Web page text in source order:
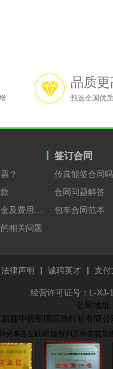
品质更
甄选全国优
？
相关问题
签订合同
传真能签合同吗
合同问题解答
包车合同范本
法律声明 诚聘英才 支付
经营许可证号：L-XJ-
公司地址
疆中西部国际旅行社有限
分来自互联网,版权归原作者或